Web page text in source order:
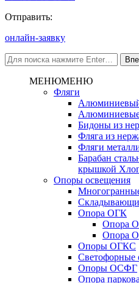
Отправить:
онлайн-заявку
МЕНЮМЕНЮ
Фляги
Бидоны из
Фляга из
Фляги
Барабан
крышкой
Опоры освещения
Опора ОГК
Опора
Опора
Опоры ОГКС
Светофорные
Опоры ОСФГ
Опора